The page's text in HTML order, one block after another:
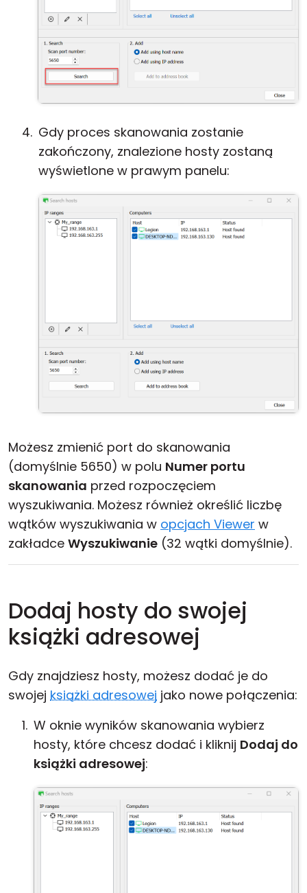
Gdy proces skanowania zostanie
zakończony, znalezione hosty zostaną
wyświetlone w prawym panelu:
Możesz zmienić port do skanowania
(domyślnie 5650) w polu Numer portu
skanowania przed rozpoczęciem
wyszukiwania. Możesz również określić liczbę
wątków wyszukiwania w opcjach Viewer w
zakładce Wyszukiwanie (32 wątki domyślnie).
Dodaj hosty do swojej
książki adresowej
Gdy znajdziesz hosty, możesz dodać je do
swojej książki adresowej jako nowe połączenia:
W oknie wyników skanowania wybierz
hosty, które chcesz dodać i kliknij Dodaj do
książki adresowej: